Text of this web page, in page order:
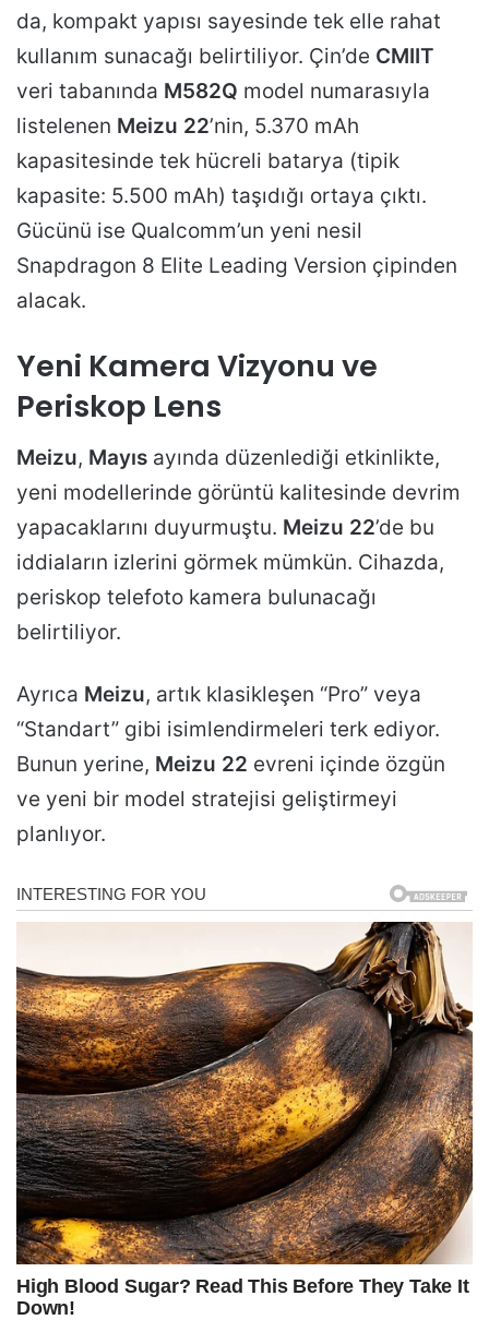
da, kompakt yapısı sayesinde tek elle rahat
kullanım sunacağı belirtiliyor. Çin’de CMIIT
veri tabanında M582Q model numarasıyla
listelenen Meizu 22’nin, 5.370 mAh
kapasitesinde tek hücreli batarya (tipik
kapasite: 5.500 mAh) taşıdığı ortaya çıktı.
Gücünü ise Qualcomm’un yeni nesil
Snapdragon 8 Elite Leading Version çipinden
alacak.
Yeni Kamera Vizyonu ve
Periskop Lens
Meizu, Mayıs ayında düzenlediği etkinlikte,
yeni modellerinde görüntü kalitesinde devrim
yapacaklarını duyurmuştu. Meizu 22’de bu
iddiaların izlerini görmek mümkün. Cihazda,
periskop telefoto kamera bulunacağı
belirtiliyor.
Ayrıca Meizu, artık klasikleşen “Pro” veya
“Standart” gibi isimlendirmeleri terk ediyor.
Bunun yerine, Meizu 22 evreni içinde özgün
ve yeni bir model stratejisi geliştirmeyi
planlıyor.